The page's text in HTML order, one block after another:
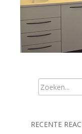
RECENTE